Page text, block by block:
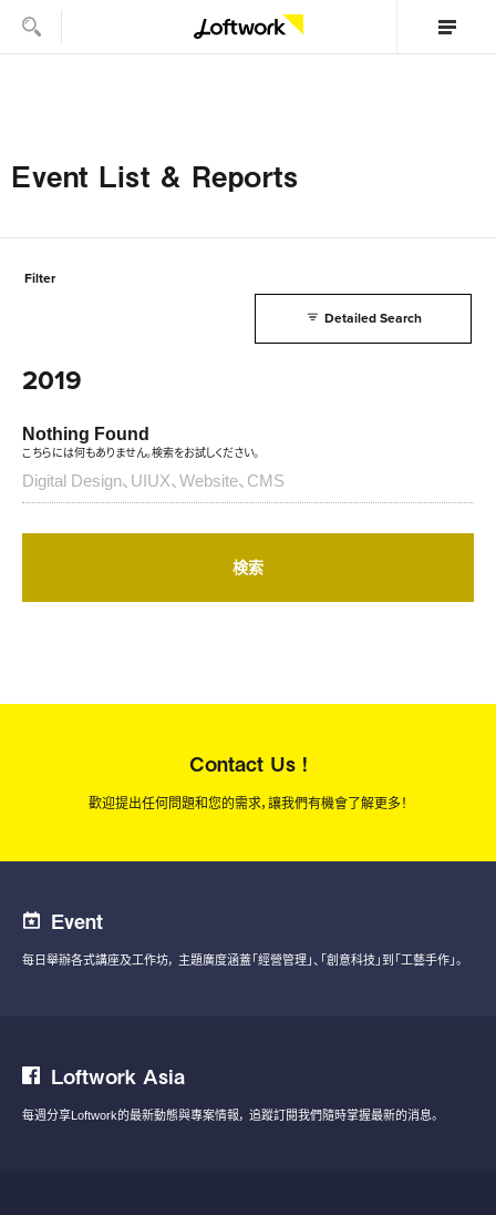
Event List & Reports
Filter
Detailed Search
2019
Nothing Found
こちらには何もありません。検索をお試しください。
検索
Contact Us !
歡迎提出任何問題和您的需求，讓我們有機會了解更多！
Event
每日舉辦各式講座及工作坊， 主題廣度涵蓋「經營管理」、「創意科技」到「工藝手作」。
Loftwork Asia
每週分享Loftwork的最新動態與專案情報， 追蹤訂閱我們隨時掌握最新的消息。